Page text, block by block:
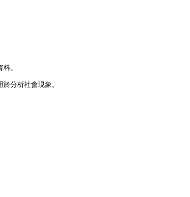
。
分析社會現象。